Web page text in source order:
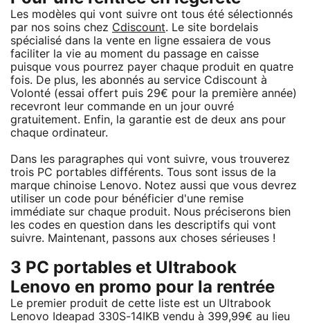
Les modèles qui vont suivre ont tous été sélectionnés
par nos soins chez Cdiscount. Le site bordelais
spécialisé dans la vente en ligne essaiera de vous
faciliter la vie au moment du passage en caisse
puisque vous pourrez payer chaque produit en quatre
fois. De plus, les abonnés au service Cdiscount à
Volonté (essai offert puis 29€ pour la première année)
recevront leur commande en un jour ouvré
gratuitement. Enfin, la garantie est de deux ans pour
chaque ordinateur.
Dans les paragraphes qui vont suivre, vous trouverez
trois PC portables différents. Tous sont issus de la
marque chinoise Lenovo. Notez aussi que vous devrez
utiliser un code pour bénéficier d'une remise
immédiate sur chaque produit. Nous préciserons bien
les codes en question dans les descriptifs qui vont
suivre. Maintenant, passons aux choses sérieuses !
3 PC portables et Ultrabook
Lenovo en promo pour la rentrée
Le premier produit de cette liste est un Ultrabook
Lenovo Ideapad 330S-14IKB vendu à 399,99€ au lieu